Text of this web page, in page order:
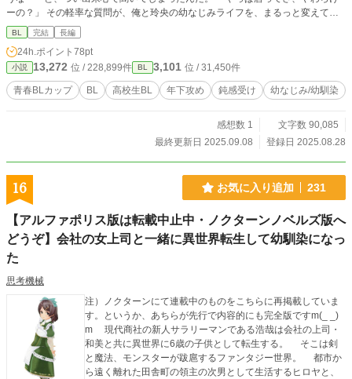
ーの？」 その軽率な質問が、俺と玲央の幼なじみライフを、まるっと変えてし
まった。 「忘れないでよ、今日のこと」 「唯くんは俺の隣しかだめだから」
「なんで邪魔してたか、わかんねーの？」 俺と玲央は幼なじみで。男同士で。
生まれたときからずっと一緒で。 俺の恋の相手は女の子のはずだし、玲央の恋
の相手は、もっと素敵な人であるはずなのに。 「素数でも数えてなきゃ、俺は
ふつーにこうなんだよ、唯くんといたら」 そんな必死な顔で迫ってくんな
よ……メロすぎんだろーが……！ 【攻め】倉田玲央（高一）×【受け】五十嵐唯
BL 完結 長編
24h.ポイント 78pt
小説 13,272 位 / 228,899件 BL 3,101 位 / 31,450件
青春BLカップ​ BL 高校生BL 年下攻め 鈍感受け 幼なじみ/幼馴染
感想数 1
文字数 90,085
最終更新日 2025.09.08
登録日 2025.08.28
16 お気に入り追加 231
【アルファポリス版は転載中止中・ノクターンノベルズ版へ
どうぞ】会社の女上司と一緒に異世界転生して幼馴染になっ
た
思考機械
注）ノクターンにて連載中のものをこちらに再掲載していま
す。というか、あちらが先行で内容的にも完全版ですm(_ _)
m 現代商社の新人サラリーマンである浩哉は会社の上司・
和美と共に異世界に6歳の子供として転生する。 そこは剣
と魔法、モンスターが跋扈するファンタジー世界。 都市か
ら遠く離れた田舎町の領主の次男として生活するヒロヤと、